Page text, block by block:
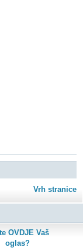
Vrh stranice
OVDJE Vaš
oglas?